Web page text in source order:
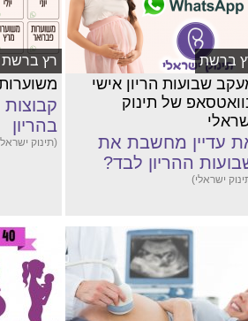
ברשת
שבועות הריון אישי
של תינוק
עדיין מחשבת את
ההריון לבד?
ישראלי)
רץ ברשת
בהריון
(תינוק